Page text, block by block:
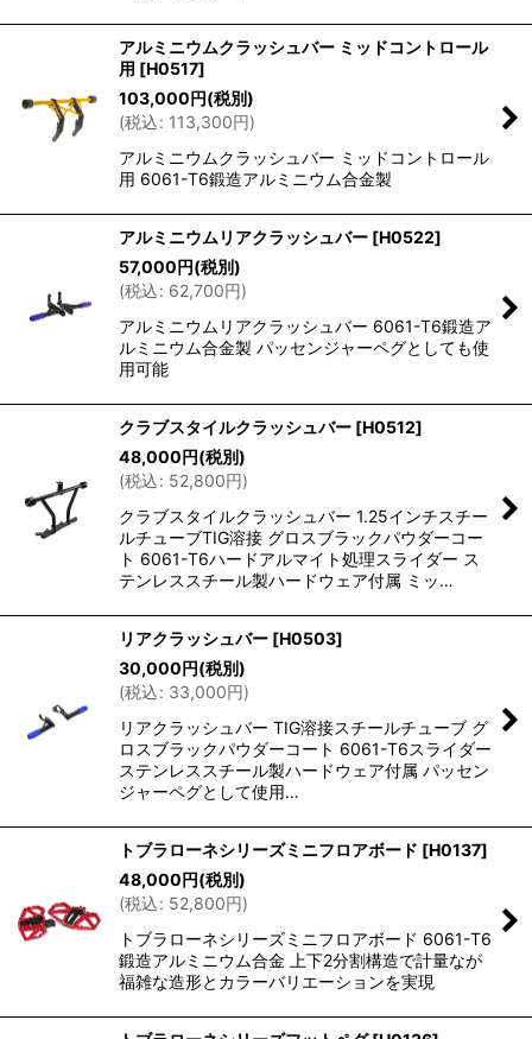
アルミニウムクラッシュバー ミッドコントロール
用 [H0517]
103,000円(税別)
(税込: 113,300円)
アルミニウムクラッシュバー ミッドコントロール
用 6061-T6鍛造アルミニウム合金製
アルミニウムリアクラッシュバー [H0522]
57,000円(税別)
(税込: 62,700円)
アルミニウムリアクラッシュバー 6061-T6鍛造ア
ルミニウム合金製 パッセンジャーペグとしても使
用可能
クラブスタイルクラッシュバー [H0512]
48,000円(税別)
(税込: 52,800円)
クラブスタイルクラッシュバー 1.25インチスチー
ルチューブTIG溶接 グロスブラックパウダーコー
ト 6061-T6ハードアルマイト処理スライダー ス
テンレススチール製ハードウェア付属 ミッ…
リアクラッシュバー [H0503]
30,000円(税別)
(税込: 33,000円)
リアクラッシュバー TIG溶接スチールチューブ グ
ロスブラックパウダーコート 6061-T6スライダー
ステンレススチール製ハードウェア付属 パッセン
ジャーペグとして使用…
トブラローネシリーズミニフロアボード [H0137]
48,000円(税別)
(税込: 52,800円)
トブラローネシリーズミニフロアボード 6061-T6
鍛造アルミニウム合金 上下2分割構造で計量なが
福雑な造形とカラーバリエーションを実現